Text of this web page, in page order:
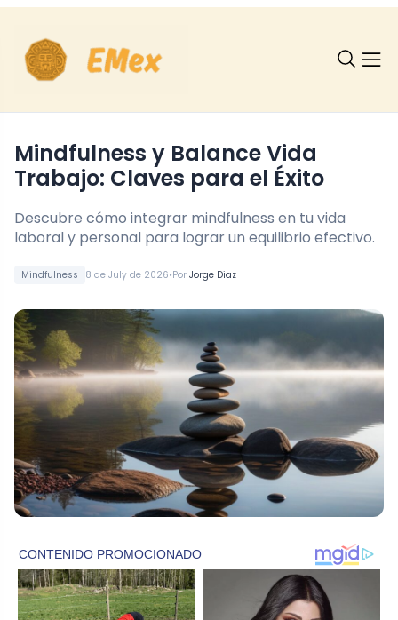
Mindfulness 8 de July de 2026•Por Jorge Diaz
Mindfulness y Balance Vida
Trabajo: Claves para el Éxito
Descubre cómo integrar mindfulness en tu vida
laboral y personal para lograr un equilibrio efectivo.